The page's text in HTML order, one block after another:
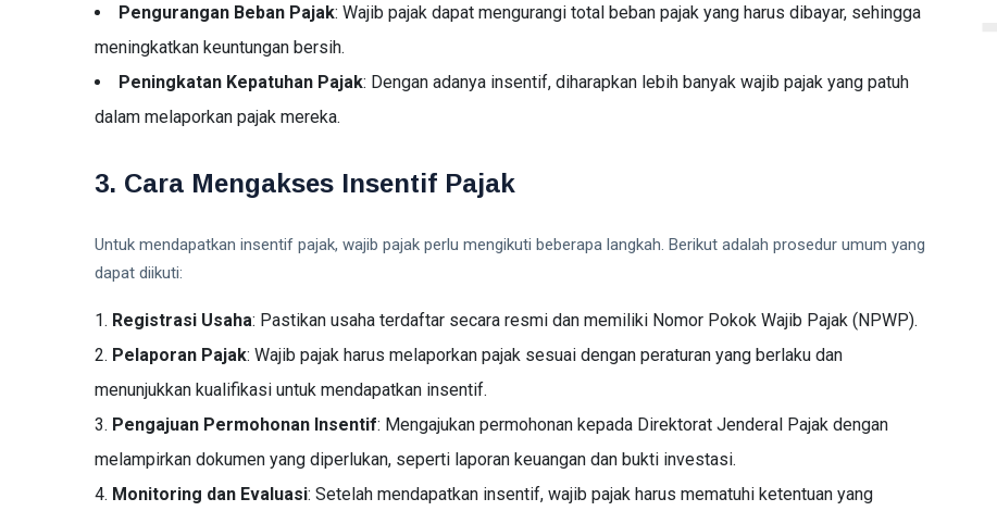
Pengurangan Beban Pajak: Wajib pajak dapat mengurangi total beban pajak yang harus dibayar, sehingga
meningkatkan keuntungan bersih.
Peningkatan Kepatuhan Pajak: Dengan adanya insentif, diharapkan lebih banyak wajib pajak yang patuh
dalam melaporkan pajak mereka.
3. Cara Mengakses Insentif Pajak
Untuk mendapatkan insentif pajak, wajib pajak perlu mengikuti beberapa langkah. Berikut adalah prosedur umum yang
dapat diikuti:
Registrasi Usaha: Pastikan usaha terdaftar secara resmi dan memiliki Nomor Pokok Wajib Pajak (NPWP).
Pelaporan Pajak: Wajib pajak harus melaporkan pajak sesuai dengan peraturan yang berlaku dan
menunjukkan kualifikasi untuk mendapatkan insentif.
Pengajuan Permohonan Insentif: Mengajukan permohonan kepada Direktorat Jenderal Pajak dengan
melampirkan dokumen yang diperlukan, seperti laporan keuangan dan bukti investasi.
Monitoring dan Evaluasi: Setelah mendapatkan insentif, wajib pajak harus mematuhi ketentuan yang